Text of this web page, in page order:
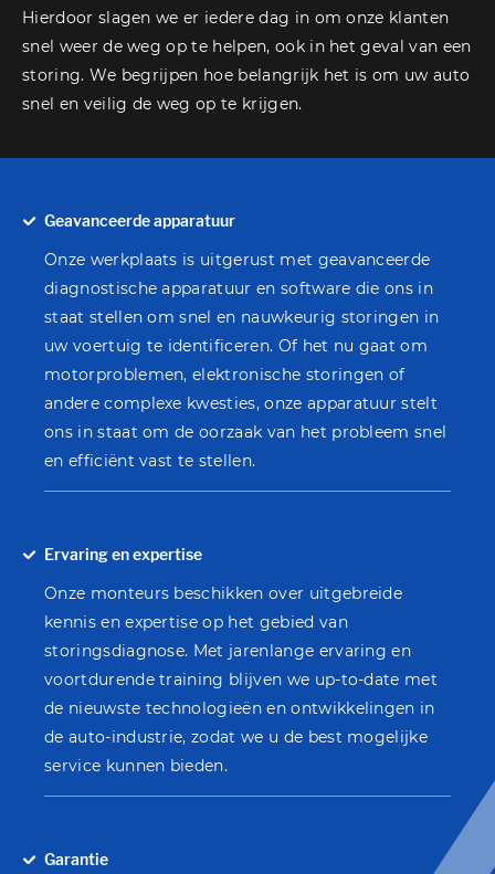
Hierdoor slagen we er iedere dag in om onze klanten
snel weer de weg op te helpen, ook in het geval van een
storing. We begrijpen hoe belangrijk het is om uw auto
snel en veilig de weg op te krijgen.
Geavanceerde apparatuur
Onze werkplaats is uitgerust met geavanceerde
diagnostische apparatuur en software die ons in
staat stellen om snel en nauwkeurig storingen in
uw voertuig te identificeren. Of het nu gaat om
motorproblemen, elektronische storingen of
andere complexe kwesties, onze apparatuur stelt
ons in staat om de oorzaak van het probleem snel
en efficiënt vast te stellen.
Ervaring en expertise
Onze monteurs beschikken over uitgebreide
kennis en expertise op het gebied van
storingsdiagnose. Met jarenlange ervaring en
voortdurende training blijven we up-to-date met
de nieuwste technologieën en ontwikkelingen in
de auto-industrie, zodat we u de best mogelijke
service kunnen bieden.
Garantie